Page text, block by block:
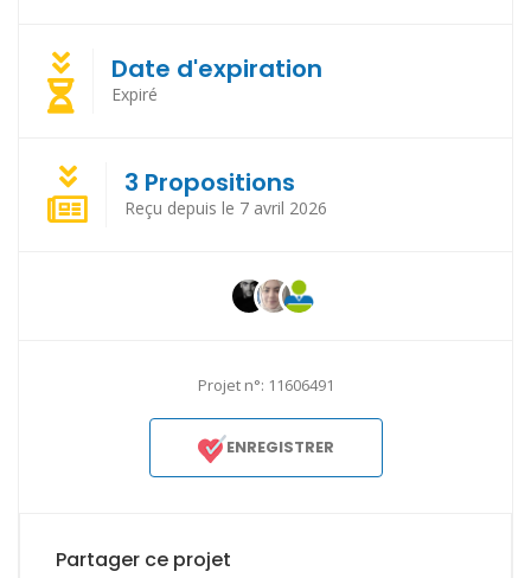
Date d'expiration
Expiré
3 Propositions
Reçu depuis le 7 avril 2026
Projet n°: 11606491
ENREGISTRER
Partager ce projet